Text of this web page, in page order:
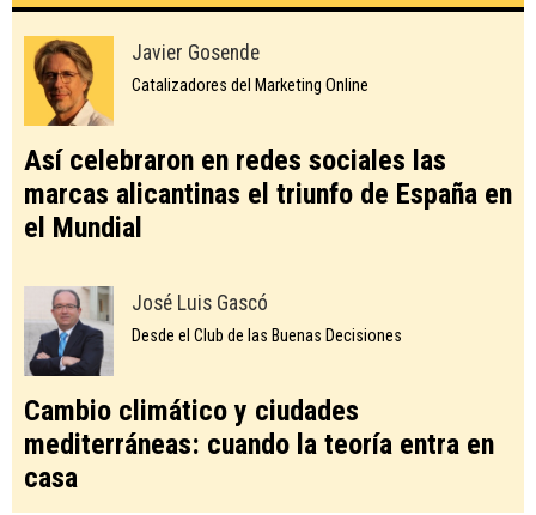
Javier Gosende
Catalizadores del Marketing Online
Así celebraron en redes sociales las
marcas alicantinas el triunfo de España en
el Mundial
José Luis Gascó
Desde el Club de las Buenas Decisiones
Cambio climático y ciudades
mediterráneas: cuando la teoría entra en
casa